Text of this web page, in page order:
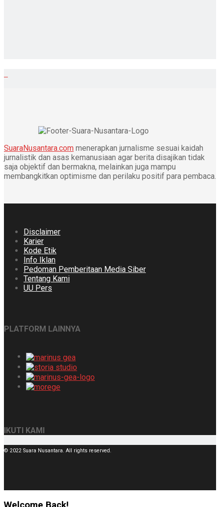
SuaraNusantara.com menerapkan jurnalisme sesuai kaidah
jurnalistik dan asas kemanusiaan agar berita disajikan tidak
saja objektif dan bermakna, melainkan juga mampu
membangkitkan optimisme dan perilaku positif para pembaca.
Disclaimer
Karier
Kode Etik
Info Iklan
Pedoman Pemberitaan Media Siber
Tentang Kami
UU Pers
PLATFORM LAINNYA
IKUTI KAMI
© 2022 Suara Nusantara. All rights reserved.